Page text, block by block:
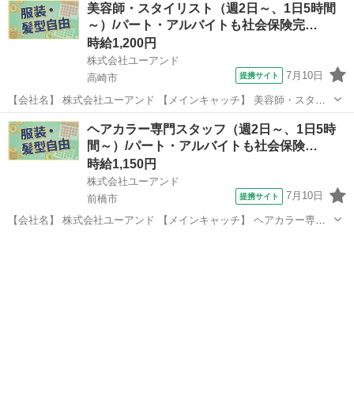
美容師・スタイリスト（週2日～、1日5時間
～）/パート・アルバイトも社会保険完…
時給1,200円
株式会社ユーアンド
高崎市
提携サイト 7月10日
【会社名】 株式会社ユーアンド 【メインキャッチ】 美容師・スタイ
リスト（週2日～、1日5時間～）/パート・アルバイトも社会保険完
備！/有給休暇年間１２日間（月１日程度） 【お仕事内容】 ［高崎
市］美容室のスタイリスト ...
群馬 高崎市
ヘアカラー専門スタッフ（週2日～、1日5時
間～）/パート・アルバイトも社会保険…
時給1,150円
株式会社ユーアンド
前橋市
提携サイト 7月10日
【会社名】 株式会社ユーアンド 【メインキャッチ】 ヘアカラー専門